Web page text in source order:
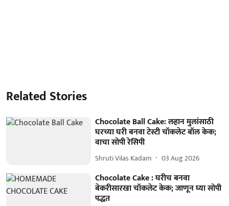
Related Stories
Chocolate Ball Cake: लहान मुलांसाठी
घरच्या घरी बनवा टेस्टी चॉकलेट बॉल केक;
वाचा सोपी रेसिपी
Shruti Vilas Kadam 03 Aug 2026
Chocolate Cake : घरीच बनवा
बेकरीसारखा चॉकलेट केक; जाणून घ्या सोपी
पद्धत